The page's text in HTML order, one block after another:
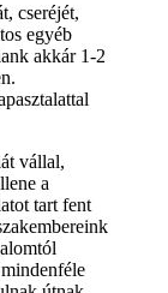
cseréjét,
egyéb
akkár 1-2
vállal,
a
tart fent